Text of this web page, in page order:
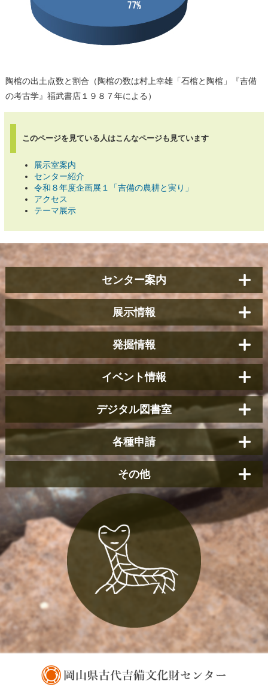
陶棺の出土点数と割合（陶棺の数は村上幸雄「石棺と陶棺」『吉備
の考古学』福武書店１９８７年による）
このページを見ている人はこんなページも見ています
展示室案内
センター紹介
令和８年度企画展１「吉備の農耕と実り」
アクセス
テーマ展示
センター案内
展示情報
発掘情報
イベント情報
デジタル図書室
各種申請
その他